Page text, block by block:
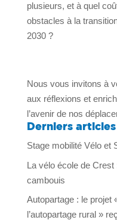
plusieurs, et à quel
obstacles à la
2030 ?
Nous vous invitons à
aux réflexions et
l’avenir de nos
Derniers articles
Stage mobilité Vélo et
La vélo école de Crest
cambouis
Autopartage : le projet
l’autopartage rural »